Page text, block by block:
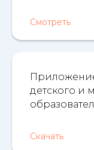
Смотреть
Приложение
детского и
Скачать